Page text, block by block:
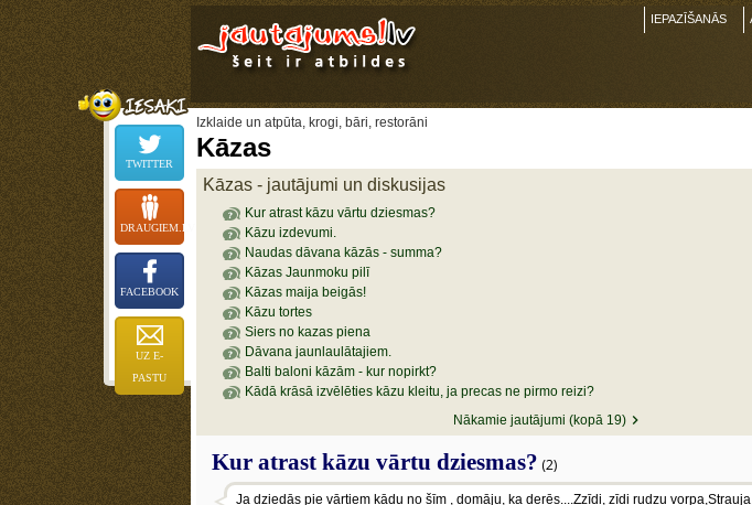
IEPAZĪŠANĀS
Izklaide un atpūta, krogi, bāri, restorāni
Kāzas
Kāzas - jautājumi un diskusijas
Kur atrast kāzu vārtu dziesmas?
Kāzu izdevumi.
Naudas dāvana kāzās - summa?
Kāzas Jaunmoku pilī
Kāzas maija beigās!
Kāzu tortes
Siers no kazas piena
Dāvana jaunlaulātajiem.
Balti baloni kāzām - kur nopirkt?
Kādā krāsā izvēlēties kāzu kleitu, ja precas ne pirmo reizi?
Nākamie jautājumi (kopā 19)
Kur atrast kāzu vārtu dziesmas? (2)
Ja dziedās pie vārtiem kādu no šīm , domāju, ka derēs....Zzīdi, zīdi rudzu
TWITTER
DRAUGIEM.LV
FACEBOOK
UZ E-
PASTU